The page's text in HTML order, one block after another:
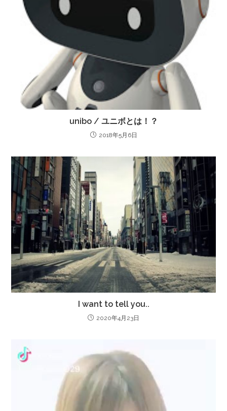
unibo / ユニボとは！？
2018年5月6日
I want to tell you..
2020年4月23日